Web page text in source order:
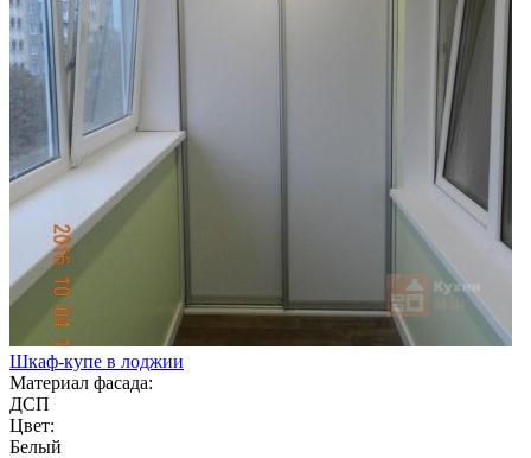
Шкаф-купе в лоджии
Материал фасада:
ДСП
Цвет:
Белый